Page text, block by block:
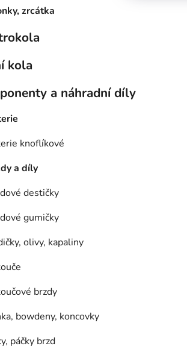
zrcátka
kola
a náhradní díly
knoflíkové
a díly
destičky
gumičky
olivy, kapaliny
brzdy
bowdeny, koncovky
páčky brzd